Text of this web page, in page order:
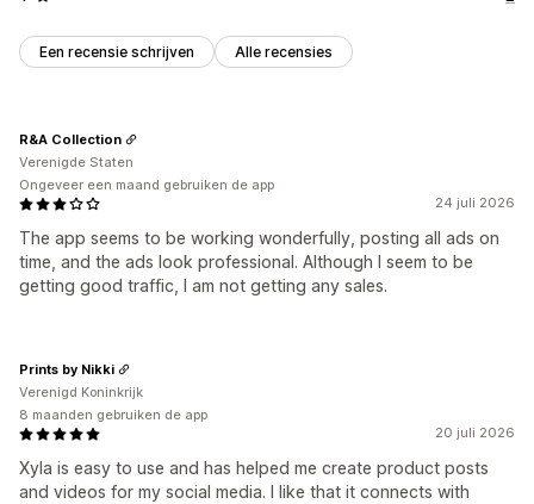
Een recensie schrijven Alle recensies
24 juli 2026
The app seems to be working wonderfully, posting all ads on
time, and the ads look professional. Although I seem to be
getting good traffic, I am not getting any sales.
R&A Collection
Verenigde Staten
Ongeveer een maand gebruiken de app
20 juli 2026
Xyla is easy to use and has helped me create product posts
and videos for my social media. I like that it connects with
Prints by Nikki
Verenigd Koninkrijk
8 maanden gebruiken de app